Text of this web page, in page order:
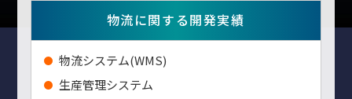
物流に関する開発実績
物流システム(WMS)
生産管理システム